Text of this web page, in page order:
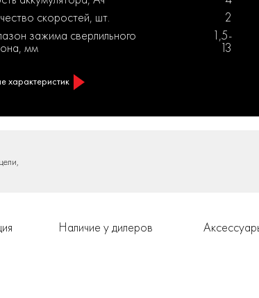
скоростей, шт.
2
зажима сверлильного
мм
1,5-
13
характеристик
Наличие у дилеров